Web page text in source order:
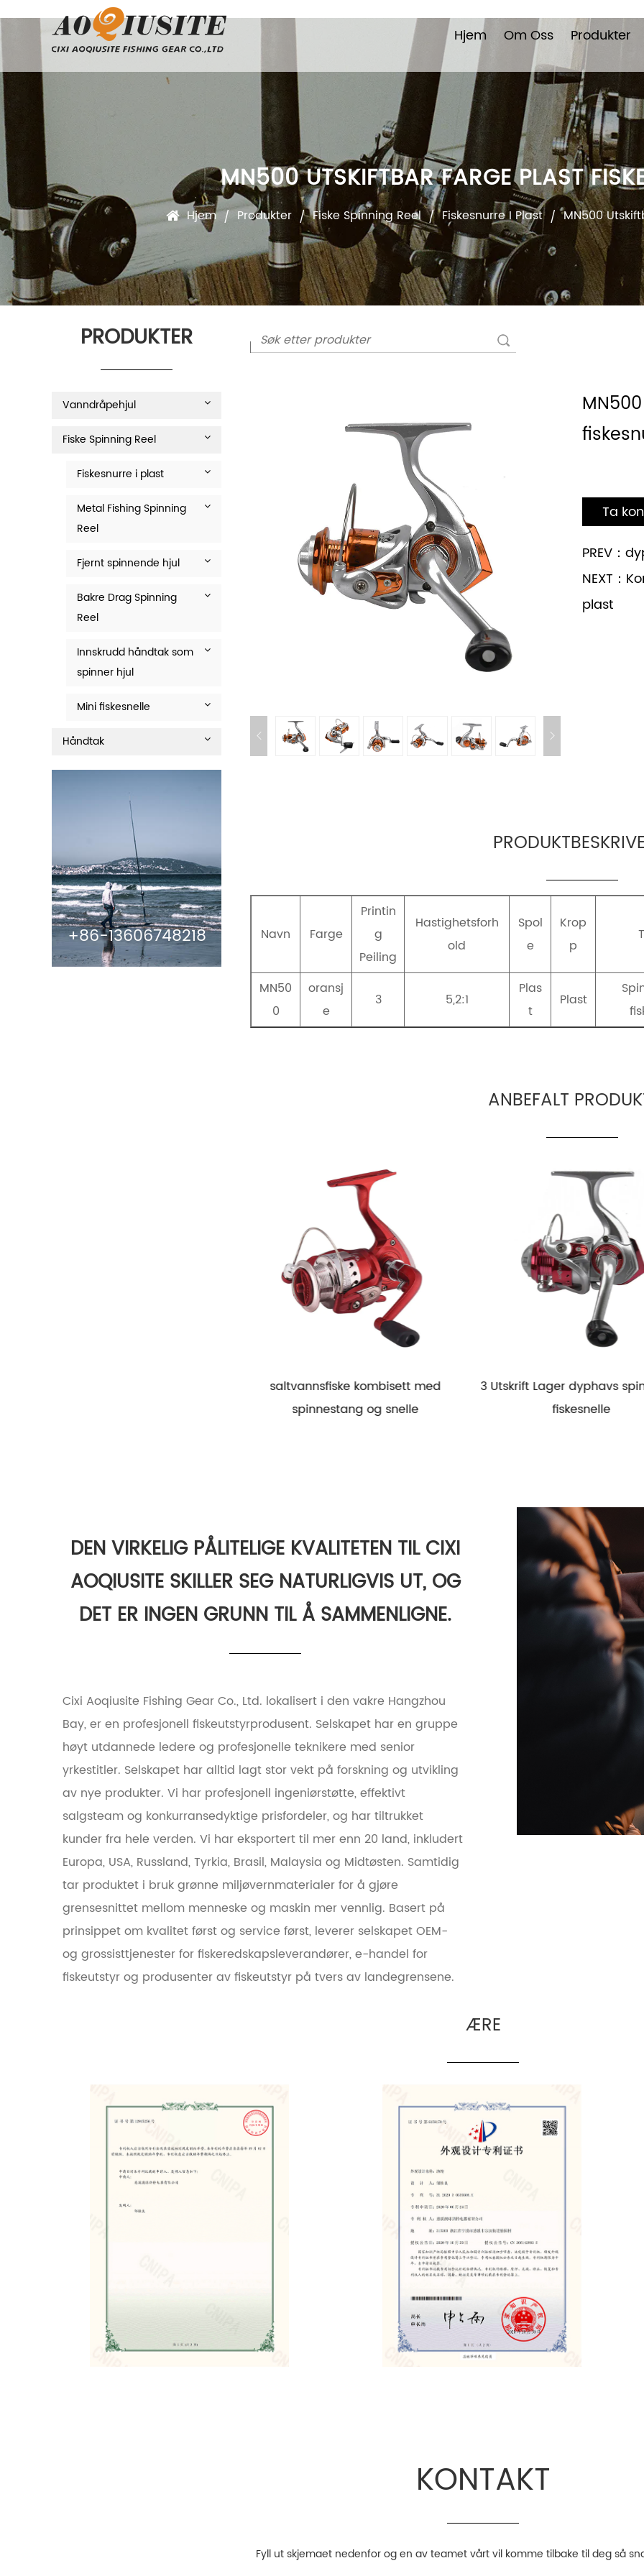
Hjem Om Oss Produkter
MN500 UTSKIFTBAR FARGE PLAST
Hjem/ Produkter /Fiske Spinning Reel/ Fiskesnurre I Plast /MN500
PRODUKTER
Vanndråpehjul
Fiske Spinning Reel
Fiskesnurre i plast
Metal Fishing Spinning
Reel
Fjernt spinnende hjul
Bakre Drag Spinning
Reel
Innskrudd håndtak som
spinner hjul
Mini fiskesnelle
Håndtak
+86-13606748218
Ta
PREV：
NEXT：
plast
Navn Farge
Printin
g
Peiling
Hastighetsforh
old
Spol
e
Krop
p
MN50
0
oransj
e
3 5,2:1
Plas
t
Plast
ANBEFALT
3 Utskrift Lager dyphavs spinnende
fiskesnelle
5.2:1 plast saltvann
fiskesnelle
DEN VIRKELIG PÅLITELIGE KVALITETEN TIL CIXI
AOQIUSITE SKILLER SEG NATURLIGVIS UT, OG
DET ER INGEN GRUNN TIL Å SAMMENLIGNE.
Cixi Aoqiusite Fishing Gear Co., Ltd. lokalisert i den vakre Hangzhou
Bay, er en profesjonell fiskeutstyrprodusent. Selskapet har en gruppe
høyt utdannede ledere og profesjonelle teknikere med senior
yrkestitler. Selskapet har alltid lagt stor vekt på forskning og utvikling
av nye produkter. Vi har profesjonell ingeniørstøtte, effektivt
salgsteam og konkurransedyktige prisfordeler, og har tiltrukket
kunder fra hele verden. Vi har eksportert til mer enn 20 land, inkludert
Europa, USA, Russland, Tyrkia, Brasil, Malaysia og Midtøsten. Samtidig
tar produktet i bruk grønne miljøvernmaterialer for å gjøre
grensesnittet mellom menneske og maskin mer vennlig. Basert på
prinsippet om kvalitet først og service først, leverer selskapet OEM-
og grossisttjenester for fiskeredskapsleverandører, e-handel for
fiskeutstyr og produsenter av fiskeutstyr på tvers av landegrensene.
ÆRE
KONTAKT
Fyll ut skjemaet nedenfor og en av teamet vårt vil komme tilbake til deg så